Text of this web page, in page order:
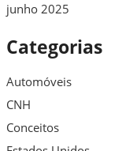
junho 2025
Categorias
Automóveis
CNH
Conceitos